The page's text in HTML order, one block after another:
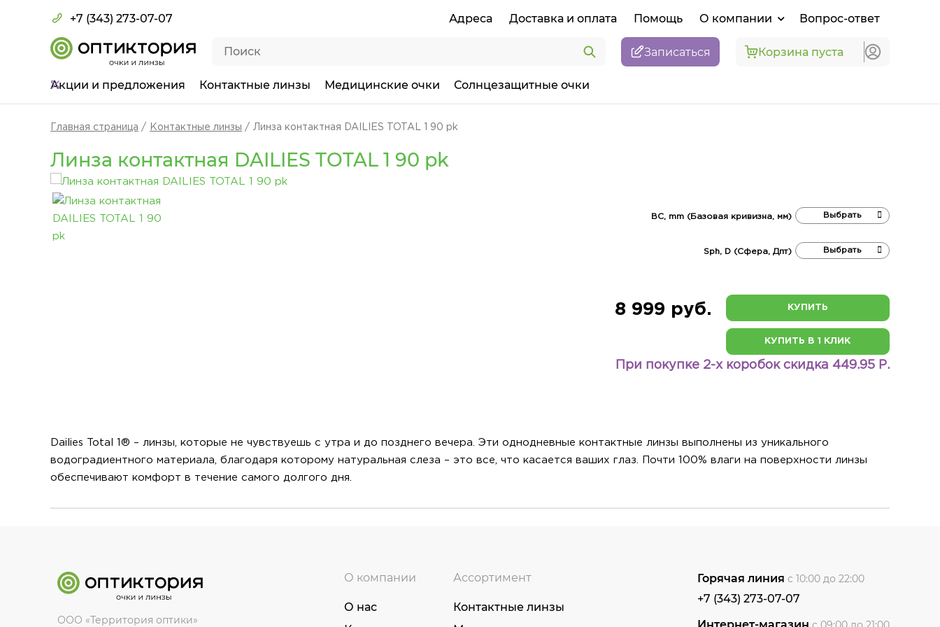
+7 (343) 273-07-07 Адреса Доставка и оплата Помощь О компании Вопрос-ответ
Записаться Корзина пуста
Акции и предложения Контактные линзы Медицинские очки Солнцезащитные очки
Главная страница Контактные линзы Линза контактная DAILIES TOTAL 1 90 pk
Линза контактная DAILIES TOTAL 1 90 pk
BC, mm (Базовая кривизна, мм)
Sph, D (Сфера, Дпт)
8 999 руб. КУПИТЬ
КУПИТЬ В 1 КЛИК
При покупке 2-х коробок скидка 449.95 Р.
Dailies Total 1® – линзы, которые не чувствуешь с утра и до позднего вечера. Эти однодневные контактные линзы выполнены из уникального
водоградиентного материала, благодаря которому натуральная слеза – это все, что касается ваших глаз. Почти 100% влаги на поверхности линзы
обеспечивают комфорт в течение самого долгого дня.
ООО «Территория оптики»
О компании
О нас
Ассортимент
Контактные линзы
Горячая линия с 10:00 до 22:00
+7 (343) 273-07-07
Интернет-магазин